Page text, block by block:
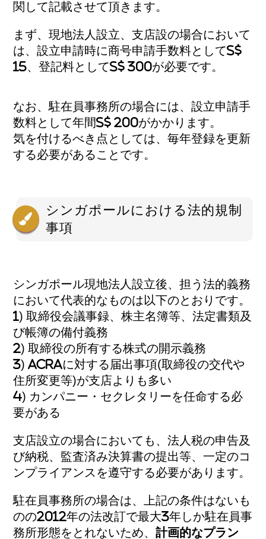
関して記載させて頂きます。
まず、現地法人設立、支店設の場合において
は、設立申請時に商号申請手数料としてS$
15、登記料としてS$ 300が必要です。
なお、駐在員事務所の場合には、設立申請手
数料として年間S$ 200がかかります。
気を付けるべき点としては、毎年登録を更新
する必要があることです。
シンガポールにおける法的規制
事項
シンガポール現地法人設立後、担う法的義務
において代表的なものは以下のとおりです。
1) 取締役会議事録、株主名簿等、法定書類及
び帳簿の備付義務
2) 取締役の所有する株式の開示義務
3) ACRAに対する届出事項(取締役の交代や
住所変更等)が支店よりも多い
4) カンパニー・セクレタリーを任命する必
要がある
支店設立の場合においても、法人税の申告及
び納税、監査済み決算書の提出等、一定のコ
ンプライアンスを遵守する必要があります。
駐在員事務所の場合は、上記の条件はないも
のの2012年の法改訂で最大3年しか駐在員事
務所形態をとれないため、計画的なプラン